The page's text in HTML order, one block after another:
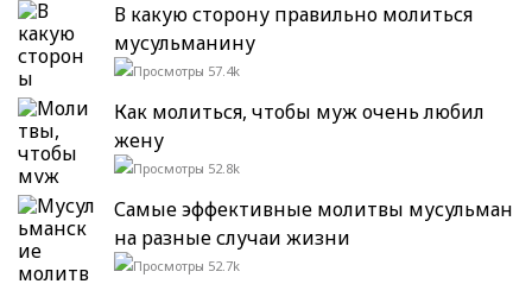
В какую сторону правильно молиться
мусульманину
57.4k
Как молиться, чтобы муж очень любил
жену
52.8k
Самые эффективные молитвы мусульман
на разные случаи жизни
52.7k